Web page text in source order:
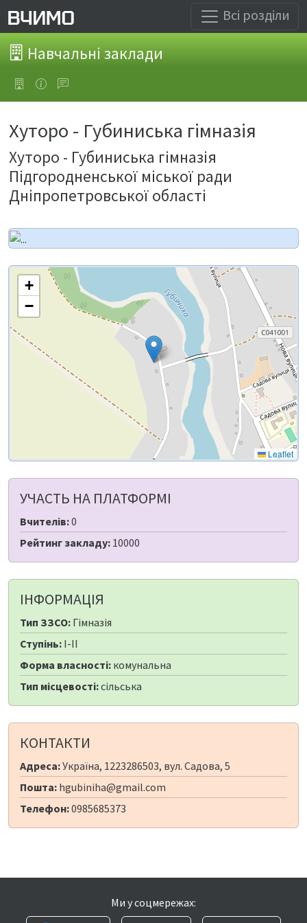
Всі розділи
Навчальні заклади
Хуторо - Губиниська гімназія
Хуторо - Губиниська гімназія
Підгородненської міської ради
Дніпропетровської області
+
−
Leaflet
УЧАСТЬ НА ПЛАТФОРМІ
Вчителів:0
Рейтинг закладу: 10000
ІНФОРМАЦІЯ
Тип ЗЗСО: Гімназія
Ступінь: I-II
Форма власності: комунальна
Тип місцевості:сільська
КОНТАКТИ
Адреса:Україна, 1223286503, вул. Садова, 5
Пошта: hgubiniha@gmail.com
Телефон:0985685373
Ми у соцмережах: